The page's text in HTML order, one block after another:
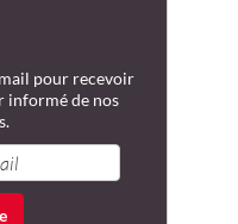
pour recevoir
informé de nos